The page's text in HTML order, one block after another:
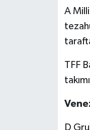
A
TFF
D